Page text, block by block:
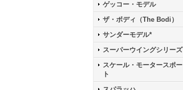
ゲッコー・モデル
ザ・ボディ（The Bodi）
サンダーモデル*
スーパーウイングシリーズ
スケール・モータースポー
ト